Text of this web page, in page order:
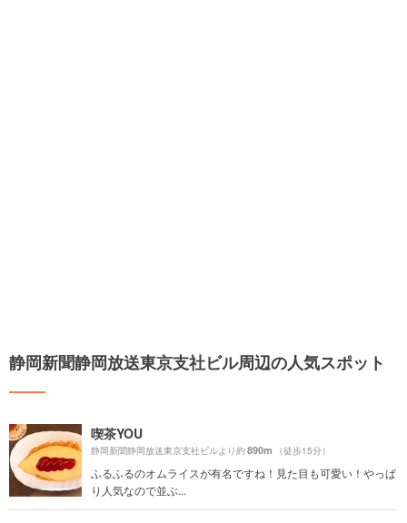
静岡新聞静岡放送東京支社ビル周辺の人気スポット
喫茶YOU
静岡新聞静岡放送東京支社ビルより約890m （徒歩15分）
ふるふるのオムライスが有名ですね！見た目も可愛い！やっぱ
り人気なので並ぶ...